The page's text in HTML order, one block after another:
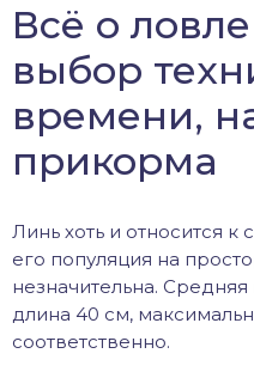
Всё о
выбор
времени,
прикорма
Линь хоть и относится
его популяция на
незначительна. Средняя
длина 40 см,
соответственно.